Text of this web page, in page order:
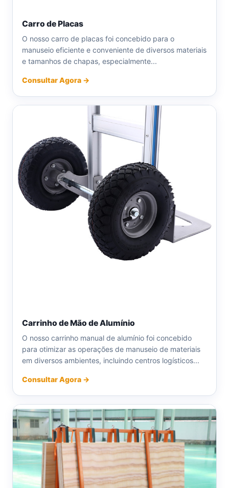
Carro de Placas
O nosso carro de placas foi concebido para o
manuseio eficiente e conveniente de diversos materiais
e tamanhos de chapas, especialmente...
Consultar Agora →
Carrinho de Mão de Alumínio
O nosso carrinho manual de alumínio foi concebido
para otimizar as operações de manuseio de materiais
em diversos ambientes, incluindo centros logísticos...
Consultar Agora →